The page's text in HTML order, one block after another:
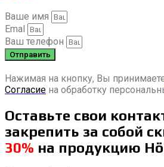
Ваше имя
Emal
Ваш телефон
Отправить
Нажимая на кнопку, Вы
Согласие на обработку
Оставьте свои
закрепить за собой
30% на продукцию